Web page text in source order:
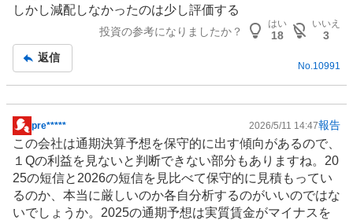
板
しかし減配しなかったのは少し評価する
投資の参考になりましたか？
はい
18
いいえ
3
返信
No. 10991
掲
示
板
記
事
pre***** 2026/5/11 14:47報告
この会社は通期決算予想を保守的に出す傾向があるので、
１Qの利益を見ないと判断できない部分もありますね。20
25の短信と2026の短信を見比べて保守的に見積もってい
るのか、本当に厳しいのか各自分析するのがいいのではな
いでしょうか。2025の通期予想は実質賃金がマイナスを